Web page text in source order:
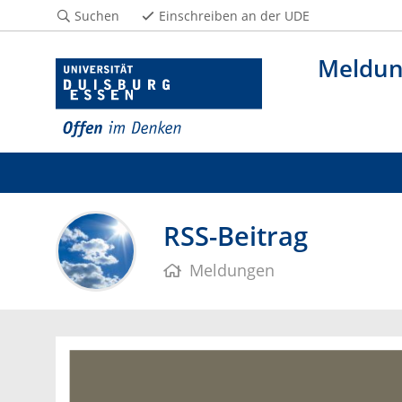
Suchen Einschreiben an der UDE
RSS-Beitrag
Meldungen